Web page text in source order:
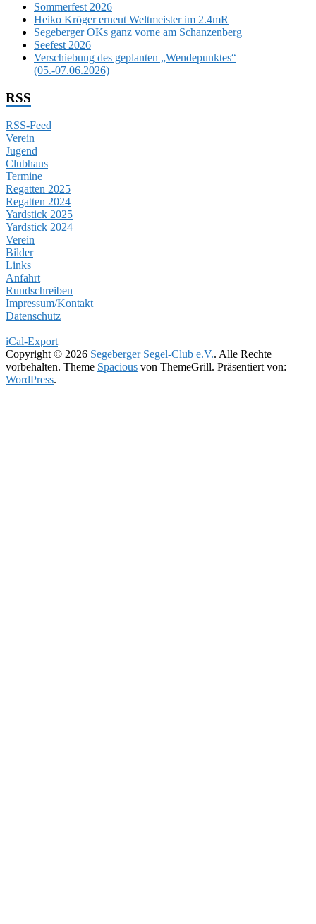
Sommerfest 2026
Heiko Kröger erneut Weltmeister im 2.4mR
Segeberger OKs ganz vorne am Schanzenberg
Seefest 2026
Verschiebung des geplanten „Wendepunktes“
(05.-07.06.2026)
RSS
RSS-Feed
Verein
Jugend
Clubhaus
Termine
Regatten 2025
Regatten 2024
Yardstick 2025
Yardstick 2024
Verein
Bilder
Links
Anfahrt
Rundschreiben
Impressum/Kontakt
Datenschutz
iCal-Export
Copyright © 2026 Segeberger Segel-Club e.V.. Alle Rechte
vorbehalten. Theme Spacious von ThemeGrill. Präsentiert von:
WordPress.